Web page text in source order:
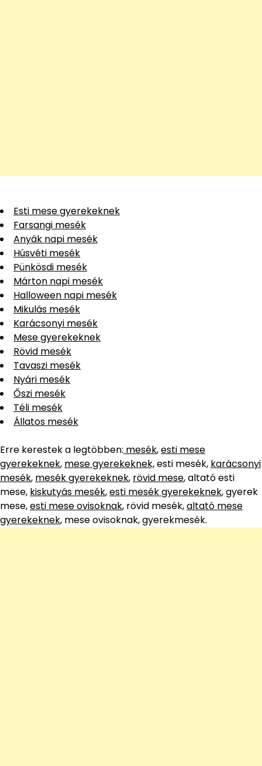
Esti mese gyerekeknek
Farsangi mesék
Anyák napi mesék
Húsvéti mesék
Pünkösdi mesék
Márton napi mesék
Halloween napi mesék
Mikulás mesék
Karácsonyi mesék
Mese gyerekeknek
Rövid mesék
Tavaszi mesék
Nyári mesék
Őszi mesék
Téli mesék
Állatos mesék
Erre kerestek a legtöbben: mesék,esti mese
gyerekeknek, mese gyerekeknek,esti mesék, karácsonyi
mesék, mesék gyerekeknek, rövid mese, altató esti
mese, kiskutyás mesék,esti mesék gyerekeknek, gyerek
mese,esti mese ovisoknak, rövid mesék,altató mese
gyerekeknek, mese ovisoknak, gyerekmesék.